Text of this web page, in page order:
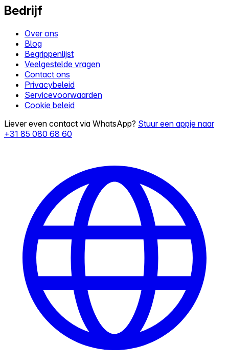
Bedrijf
Over ons
Blog
Begrippenlijst
Veelgestelde vragen
Contact ons
Privacybeleid
Servicevoorwaarden
Cookie beleid
Liever even contact via WhatsApp? Stuur een appje naar
+31 85 080 68 60